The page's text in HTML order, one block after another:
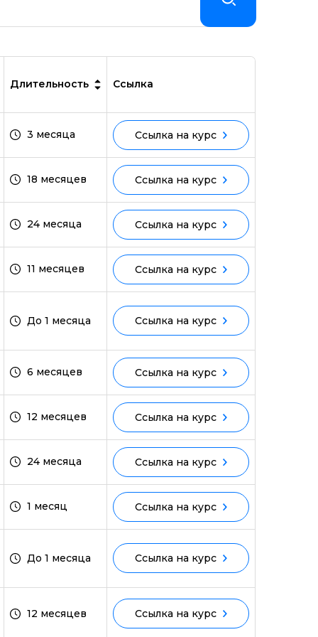
Длительность Ссылка
3 месяца Ссылка на курс
18 месяцев Ссылка на курс
24 месяца Ссылка на курс
11 месяцев Ссылка на курс
До 1 месяца Ссылка на курс
6 месяцев Ссылка на курс
12 месяцев Ссылка на курс
24 месяца Ссылка на курс
1 месяц Ссылка на курс
До 1 месяца Ссылка на курс
12 месяцев Ссылка на курс